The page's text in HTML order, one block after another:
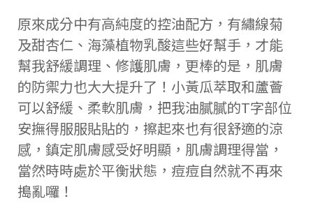
原來成分中有高純度的控油配方，有繡線菊
及甜杏仁、海藻植物乳酸這些好幫手，才能
幫我舒緩調理、修護肌膚，更棒的是，肌膚
的防禦力也大大提升了！小黃瓜萃取和蘆薈
可以舒緩、柔軟肌膚，把我油膩膩的T字部位
安撫得服服貼貼的，擦起來也有很舒適的涼
感，鎮定肌膚感受好明顯，肌膚調理得當，
當然時時處於平衡狀態，痘痘自然就不再來
搗亂囉！